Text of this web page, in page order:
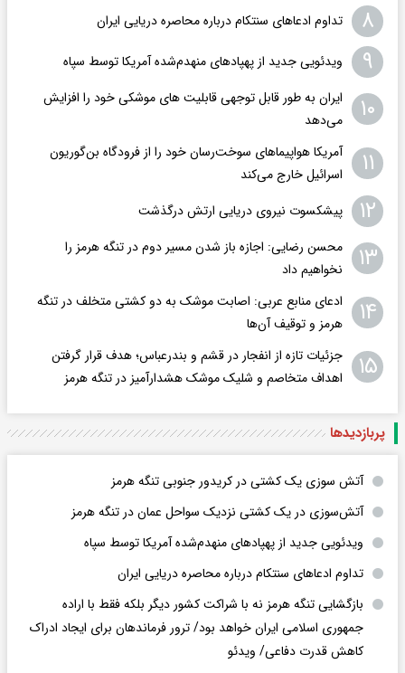
۸ تداوم ادعاهای سنتکام درباره محاصره دریایی ایران
۹ ویدئویی جدید از پهپادهای منهدم‌شده آمریکا توسط سپاه
۱۰
ایران به طور قابل توجهی قابلیت های موشکی خود را افزایش
می‌دهد
۱۱
آمریکا هواپیماهای سوخت‌رسان خود را از فرودگاه بن‌گوریون
اسرائیل خارج می‌کند
۱۲ پیشکسوت نیروی دریایی ارتش درگذشت
۱۳
محسن رضایی: اجازه باز شدن مسیر دوم در تنگه هرمز را
نخواهیم داد
۱۴
ادعای منابع عربی: اصابت موشک به دو کشتی متخلف در تنگه
هرمز و توقیف آن‌ها
۱۵
جزئیات تازه از انفجار در قشم و بندرعباس؛ هدف قرار گرفتن
اهداف متخاصم و شلیک موشک هشدارآمیز در تنگه هرمز
پربازدید‌ها
آتش سوزی یک کشتی در کریدور جنوبی تنگه هرمز
آتش‌سوزی در یک کشتی نزدیک سواحل عمان در تنگه هرمز
ویدئویی جدید از پهپادهای منهدم‌شده آمریکا توسط سپاه
تداوم ادعاهای سنتکام درباره محاصره دریایی ایران
بازگشایی تنگه هرمز نه با شراکت کشور دیگر بلکه فقط با اراده
جمهوری اسلامی ایران خواهد بود/ ترور فرماندهان برای ایجاد ادراک
کاهش قدرت دفاعی/ ویدئو